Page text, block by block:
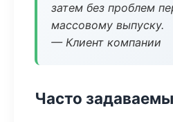
затем без проблем
массовому выпуску.
— Клиент компании
Часто